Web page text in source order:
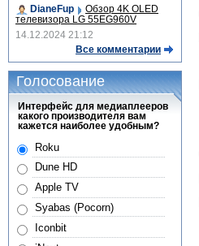
DianeFup
Обзор 4K OLED
телевизора LG 55EG960V
14.12.2024 21:12
Все комментарии
Голосование
Интерфейс для медиаплееров
какого производителя вам
кажется наиболее удобным?
Roku
Dune HD
Apple TV
Syabas (Pocorn)
Iconbit